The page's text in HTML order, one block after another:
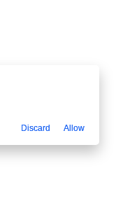
Discard Allow